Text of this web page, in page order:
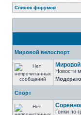
Список форумов
Мировой велоспорт
Новости
Спорт
Гонки по